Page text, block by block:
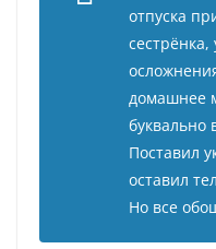
отпуска
сестрёнка,
домашнее
буквально
Поставил
оставил
Но все